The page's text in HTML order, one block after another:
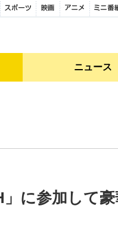
ニュース
に参加して